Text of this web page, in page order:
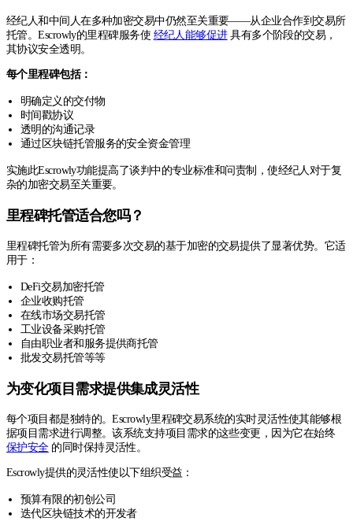
经纪人和中间人在多种加密交易中仍然至关重要——从企业合作到交易所
托管。Escrowly的里程碑服务使 经纪人能够促进 具有多个阶段的交易，
其协议安全透明。
每个里程碑包括：
明确定义的交付物
时间戳协议
透明的沟通记录
通过区块链托管服务的安全资金管理
实施此Escrowly功能提高了谈判中的专业标准和问责制，使经纪人对于复
杂的加密交易至关重要。
里程碑托管适合您吗？
里程碑托管为所有需要多次交易的基于加密的交易提供了显著优势。它适
用于：
DeFi交易加密托管
企业收购托管
在线市场交易托管
工业设备采购托管
自由职业者和服务提供商托管
批发交易托管等等
为变化项目需求提供集成灵活性
每个项目都是独特的。Escrowly里程碑交易系统的实时灵活性使其能够根
据项目需求进行调整。该系统支持项目需求的这些变更，因为它在始终
保护安全 的同时保持灵活性。
Escrowly提供的灵活性使以下组织受益：
预算有限的初创公司
迭代区块链技术的开发者